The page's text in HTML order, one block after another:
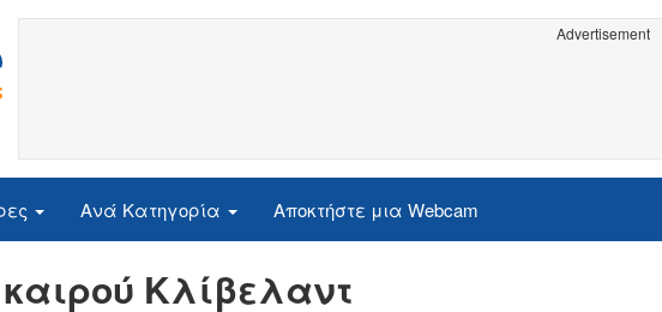
Advertisement
Ανά Κατηγορία Αποκτήστε μια Webcam
Κλίβελαντ